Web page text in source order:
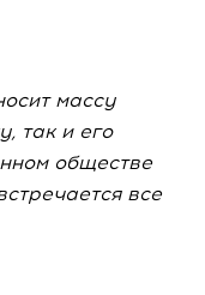
массу
так и его
обществе
все